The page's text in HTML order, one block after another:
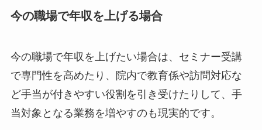
今の職場で年収を上げる場合
今の職場で年収を上げたい場合は、セミナー受講
で専門性を高めたり、院内で教育係や訪問対応な
ど手当が付きやすい役割を引き受けたりして、手
当対象となる業務を増やすのも現実的です。